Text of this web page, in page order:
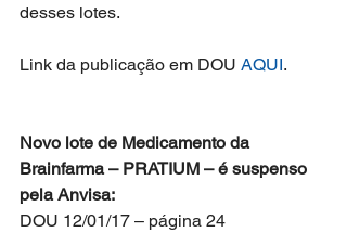
desses lotes.
Link da publicação em DOU AQUI.
Novo lote de Medicamento da
Brainfarma – PRATIUM – é suspenso
pela Anvisa:
DOU 12/01/17 – página 24